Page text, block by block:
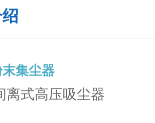
集尘器
离式高压吸尘器